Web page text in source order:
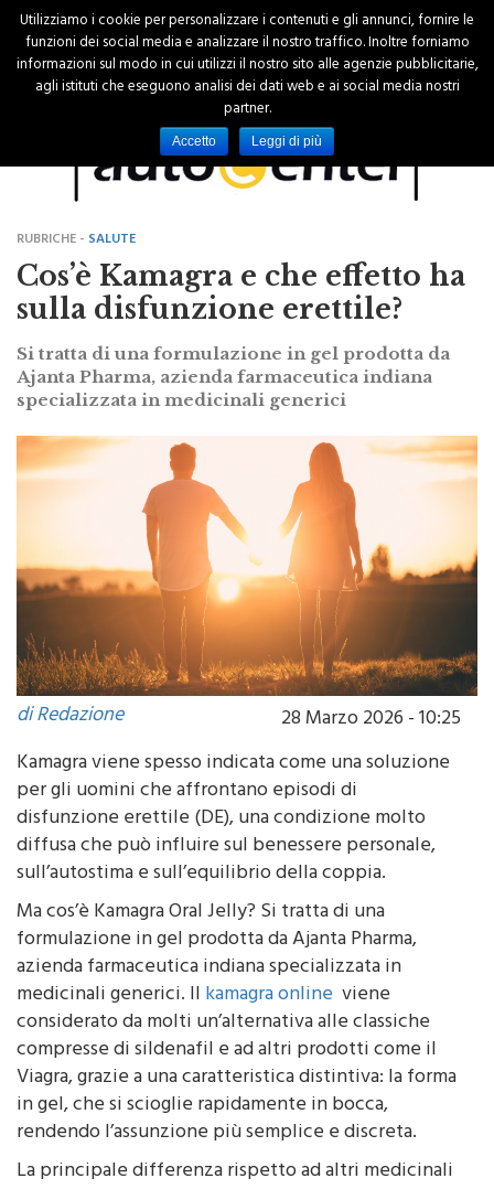
RUBRICHE - SALUTE
Cos’è Kamagra e che effetto ha
sulla disfunzione erettile?
Si tratta di una formulazione in gel prodotta da
Ajanta Pharma, azienda farmaceutica indiana
specializzata in medicinali generici
di Redazione
28 Marzo 2026 - 10:25
Kamagra viene spesso indicata come una soluzione
per gli uomini che affrontano episodi di
disfunzione erettile (DE), una condizione molto
diffusa che può influire sul benessere personale,
sull’autostima e sull’equilibrio della coppia.
Ma cos’è Kamagra Oral Jelly? Si tratta di una
formulazione in gel prodotta da Ajanta Pharma,
azienda farmaceutica indiana specializzata in
medicinali generici. Ilkamagra online viene
considerato da molti un’alternativa alle classiche
compresse di sildenafil e ad altri prodotti come il
Viagra, grazie a una caratteristica distintiva: la forma
in gel, che si scioglie rapidamente in bocca,
rendendo l’assunzione più semplice e discreta.
La principale differenza rispetto ad altri medicinali
Utilizziamo i cookie per personalizzare i contenuti e gli annunci, fornire le
funzioni dei social media e analizzare il nostro traffico. Inoltre forniamo
informazioni sul modo in cui utilizzi il nostro sito alle agenzie pubblicitarie,
agli istituti che eseguono analisi dei dati web e ai social media nostri
partner.
Accetto Leggi di più